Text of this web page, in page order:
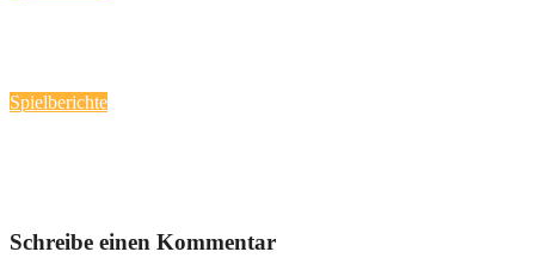
Spielberichte
Schreibe einen Kommentar